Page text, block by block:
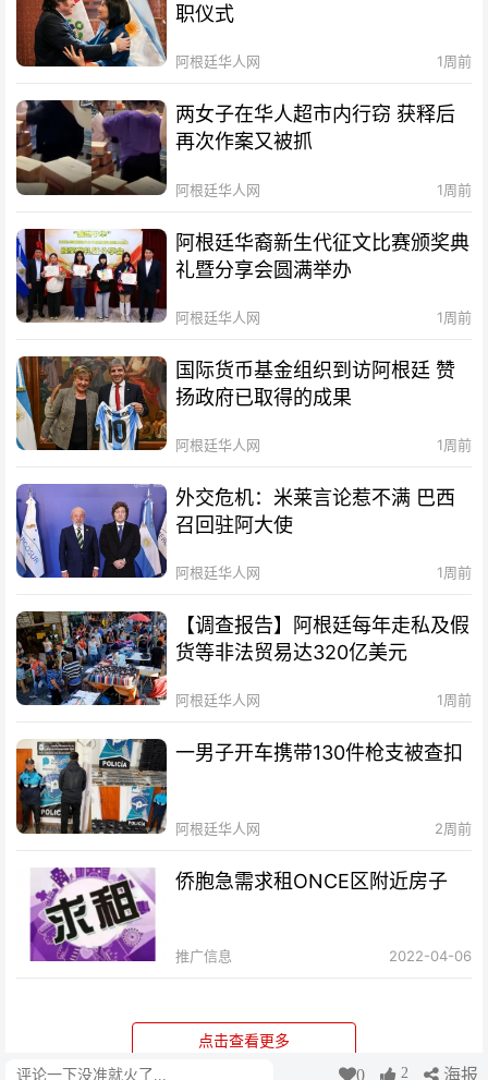
评论 0 2 海报
职仪式
阿根廷华人网 1周前
两女子在华人超市内行窃 获释后
再次作案又被抓
阿根廷华人网 1周前
阿根廷华裔新生代征文比赛颁奖典
礼暨分享会圆满举办
阿根廷华人网 1周前
国际货币基金组织到访阿根廷 赞
扬政府已取得的成果
阿根廷华人网 1周前
外交危机：米莱言论惹不满 巴西
召回驻阿大使
阿根廷华人网 1周前
【调查报告】阿根廷每年走私及假
货等非法贸易达320亿美元
阿根廷华人网 1周前
一男子开车携带130件枪支被查扣
阿根廷华人网 2周前
侨胞急需求租ONCE区附近房子
推广信息 2022-04-06
点击查看更多